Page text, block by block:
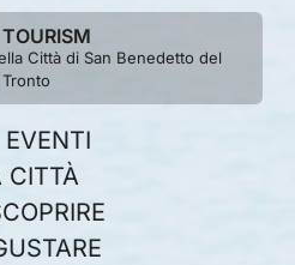
Città di San Benedetto del
Tronto
EVENTI
CITTÀ